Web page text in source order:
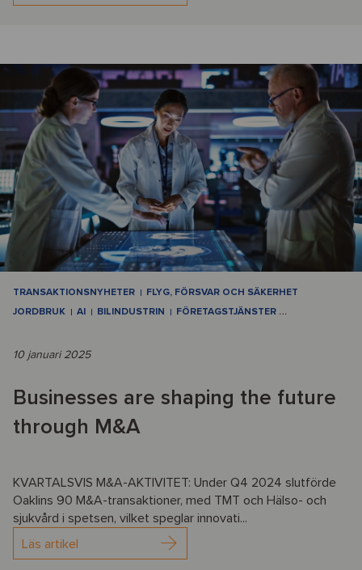
TRANSAKTIONSNYHETER
FLYG, FÖRSVAR OCH SÄKERHET
JORDBRUK
AI BILINDUSTRIN FÖRETAGSTJÄNSTER …
10 januari 2025
Businesses are shaping the future
through M&A
KVARTALSVIS M&A-AKTIVITET: Under Q4 2024 slutförde
Oaklins 90 M&A-transaktioner, med TMT och Hälso- och
sjukvård i spetsen, vilket speglar innovati...
Läs artikel